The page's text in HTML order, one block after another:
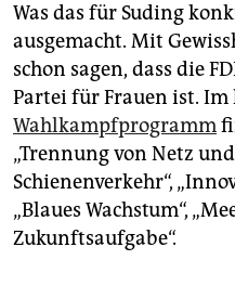
Was das für Suding
ausgemacht. Mit
schon sagen, dass die
Partei für Frauen ist.
Wahlkampfprogramm
„Trennung von Netz
Schienenverkehr“,
„Blaues Wachstum“,
Zukunftsaufgabe“.